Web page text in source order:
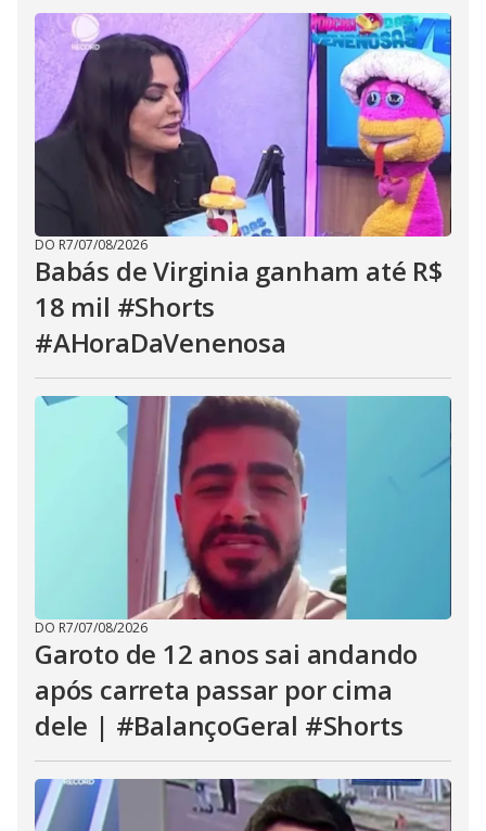
DO R7/07/08/2026
Babás de Virginia ganham até R$
18 mil #Shorts
#AHoraDaVenenosa
DO R7/07/08/2026
Garoto de 12 anos sai andando
após carreta passar por cima
dele | #BalançoGeral #Shorts